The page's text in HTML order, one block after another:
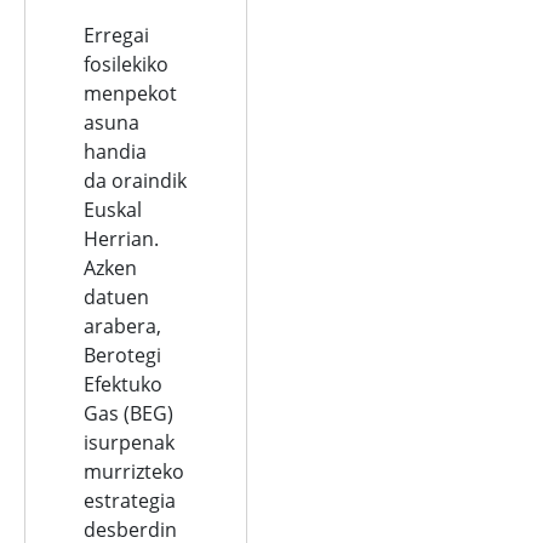
Erregai
fosilekiko
menpekot
asuna
handia
da oraindik
Euskal
Herrian.
Azken
datuen
arabera,
Berotegi
Efektuko
Gas (BEG)
isurpenak
murrizteko
estrategia
desberdin